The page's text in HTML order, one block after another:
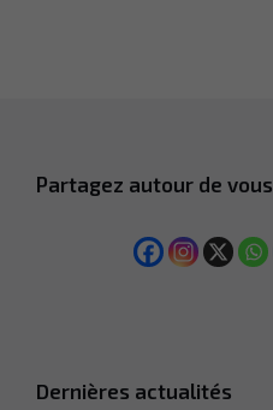
Partagez autour de vous
Dernières actualités